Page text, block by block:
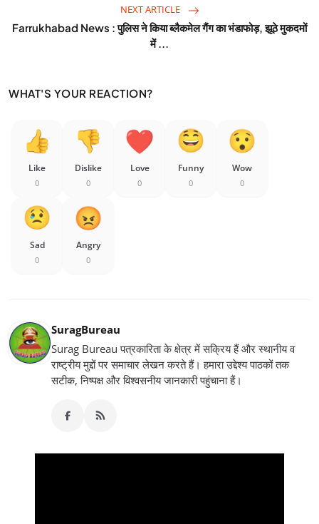
NEXT ARTICLE
Farrukhabad News : पुलिस ने किया ब्लैकमेल गैंग का भंडाफोड़, झूठे मुकदमों
में ...
WHAT'S YOUR REACTION?
Like
0
Dislike
0
Love
0
Funny
0
Wow
0
Sad
0
Angry
0
SuragBureau
Surag Bureau पत्रकारिता के क्षेत्र में सक्रिय हैं और स्थानीय व
राष्ट्रीय मुद्दों पर समाचार लेखन करते हैं। हमारा उद्देश्य पाठकों तक
सटीक, निष्पक्ष और विश्वसनीय जानकारी पहुंचाना हैं।